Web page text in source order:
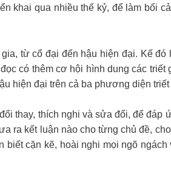
khai qua nhiều thế kỷ, để làm bối
từ cổ đại đến hậu hiện đại. Kế
có thêm cơ hội hình dung các
hiện đại trên cả ba phương diện
thay, thích nghi và sửa đổi, để đáp
ra kết luận nào cho từng chủ đề,
cặn kẽ, hoài nghi mọi ngõ